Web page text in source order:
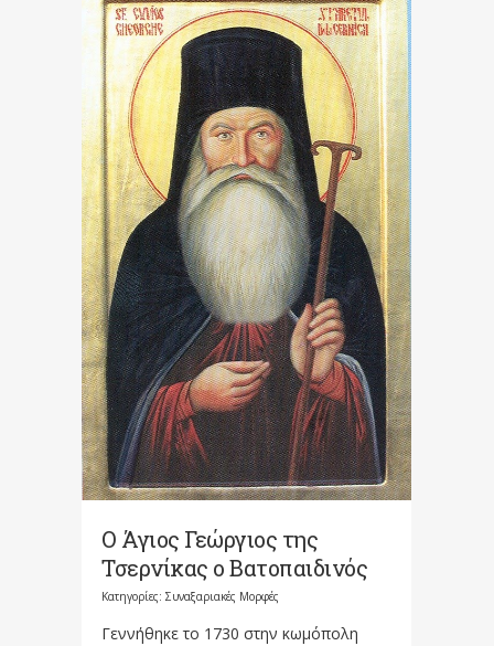
Ο Άγιος Γεώργιος της
Τσερνίκας ο Βατοπαιδινός
Κατηγορίες: Συναξαριακές Μορφές
Γεννήθηκε το 1730 στην κωμόπολη